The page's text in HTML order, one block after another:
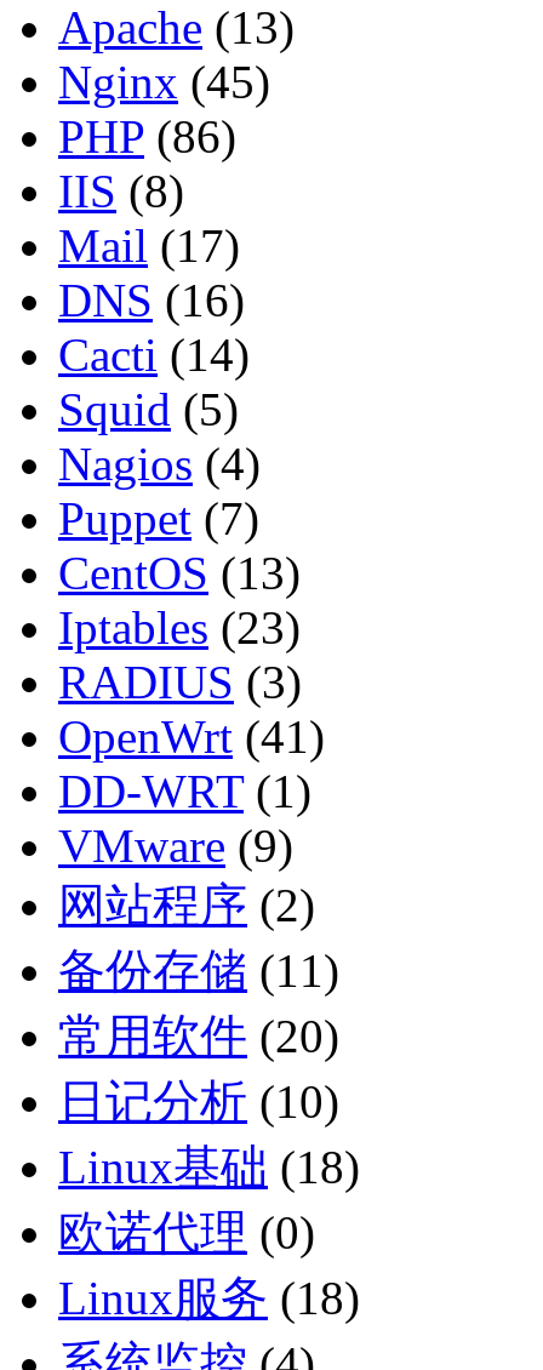
Apache (13)
Nginx (45)
PHP (86)
IIS (8)
Mail (17)
DNS (16)
Cacti (14)
Squid (5)
Nagios (4)
Puppet (7)
CentOS (13)
Iptables (23)
RADIUS (3)
OpenWrt (41)
DD-WRT(1)
VMware (9)
网站程序 (2)
备份存储 (11)
常用软件 (20)
日记分析 (10)
Linux基础 (18)
欧诺代理 (0)
Linux服务 (18)